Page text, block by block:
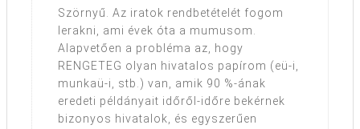
Szörnyű. Az iratok rendbetételét fogom
lerakni, ami évek óta a mumusom.
Alapvetően a probléma az, hogy
RENGETEG olyan hivatalos papírom (eü-i,
munkaü-i, stb.) van, amik 90 %-ának
eredeti példányait időről-időre bekérnek
bizonyos hivatalok, és egyszerűen